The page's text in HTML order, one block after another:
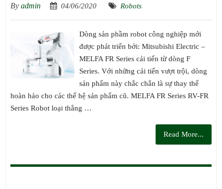
By admin 04/06/2020 Robots
Dòng sản phầm robot công nghiệp mới
được phát triển bởi: Mitsubishi Electric –
MELFA FR Series cải tiến từ dòng F
Series. Với những cải tiến vượt trội, dòng
sản phẩm này chắc chắn là sự thay thế
hoàn hảo cho các thế hệ sản phẩm cũ. MELFA FR Series RV-FR
Series Robot loại thẳng …
Read More...